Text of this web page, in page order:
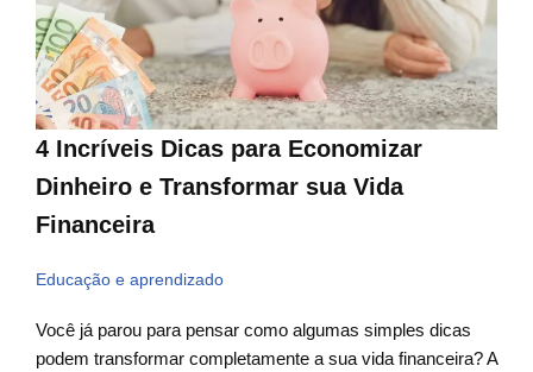
4 Incríveis Dicas para Economizar
Dinheiro e Transformar sua Vida
Financeira
Educação e aprendizado
Você já parou para pensar como algumas simples dicas
podem transformar completamente a sua vida financeira? A